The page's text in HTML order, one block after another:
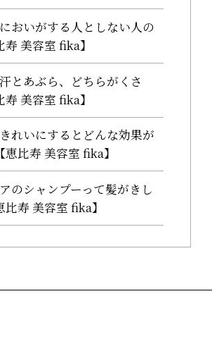
おいがする人としない人の
美容室 fika】
とあぶら、どちらがくさ
寿 美容室 fika】
れいにするとどんな効果が
恵比寿 美容室 fika】
のシャンプーって髪がきし
寿 美容室 fika】